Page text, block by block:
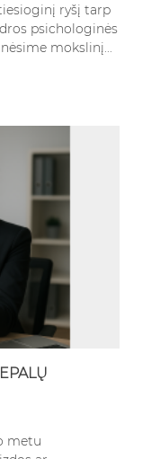
ryšį tarp
psichologinės
mokslinį...
metu